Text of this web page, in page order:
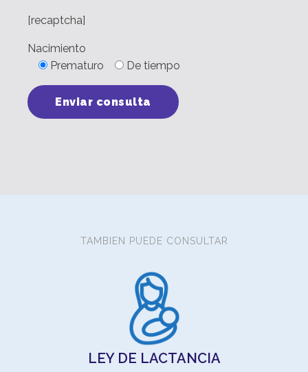
[recaptcha]
Nacimiento
Prematuro
De tiempo
TAMBIEN PUEDE CONSULTAR
LEY DE LACTANCIA